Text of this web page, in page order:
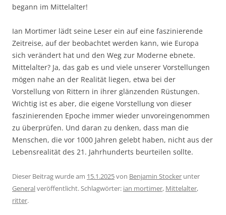
begann im Mittelalter!
Ian Mortimer lädt seine Leser ein auf eine faszinierende
Zeitreise, auf der beobachtet werden kann, wie Europa
sich verändert hat und den Weg zur Moderne ebnete.
Mittelalter? Ja, das gab es und viele unserer Vorstellungen
mögen nahe an der Realität liegen, etwa bei der
Vorstellung von Rittern in ihrer glänzenden Rüstungen.
Wichtig ist es aber, die eigene Vorstellung von dieser
faszinierenden Epoche immer wieder unvoreingenommen
zu überprüfen. Und daran zu denken, dass man die
Menschen, die vor 1000 Jahren gelebt haben, nicht aus der
Lebensrealität des 21. Jahrhunderts beurteilen sollte.
Dieser Beitrag wurde am 15.1.2025von Benjamin Stocker unter
Generalveröffentlicht. Schlagwörter: ian mortimer, Mittelalter,
ritter.